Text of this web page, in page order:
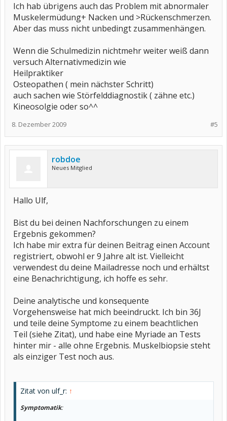
Ich hab übrigens auch das Problem mit abnormaler
Muskelermüdung+ Nacken und >Rückenschmerzen.
Aber das muss nicht unbedingt zusammenhängen.
Wenn die Schulmedizin nichtmehr weiter weiß dann
versuch Alternativmedizin wie
Heilpraktiker
Osteopathen ( mein nächster Schritt)
auch sachen wie Störfelddiagnostik ( zähne etc.)
Kineosolgie oder so^^
#5
8. Dezember 2009
robdoe
Neues Mitglied
Hallo Ulf,
Bist du bei deinen Nachforschungen zu einem
Ergebnis gekommen?
Ich habe mir extra für deinen Beitrag einen Account
registriert, obwohl er 9 Jahre alt ist. Vielleicht
verwendest du deine Mailadresse noch und erhältst
eine Benachrichtigung, ich hoffe es sehr.
Deine analytische und konsequente
Vorgehensweise hat mich beeindruckt. Ich bin 36J
und teile deine Symptome zu einem beachtlichen
Teil (siehe Zitat), und habe eine Myriade an Tests
hinter mir - alle ohne Ergebnis. Muskelbiopsie steht
als einziger Test noch aus.
Zitat von ulf_r: ↑
Symptomatik: